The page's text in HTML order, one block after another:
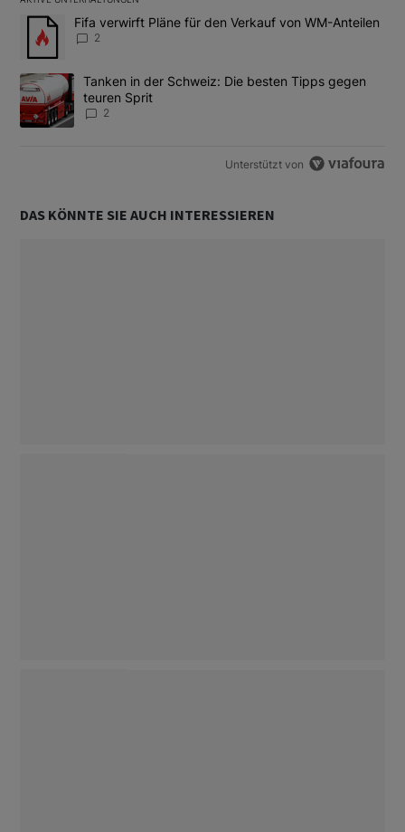
Das Folgende ist eine Liste der am meisten kommentierten
Ein Trendartikel mit dem Titel "Fifa verwirft Pläne für den
Fifa verwirft Pläne für den Verkauf von WM-Anteilen
2
Ein Trendartikel mit dem Titel "Tanken in der Schweiz: Die
Tanken in der Schweiz: Die besten Tipps gegen
teuren Sprit
2
Unterstützt von
DAS KÖNNTE SIE AUCH INTERESSIEREN